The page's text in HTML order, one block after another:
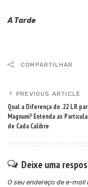
A Tarde
COMPARTILHAR
PREVIOUS ARTICLE
Qual a Diferença do .22 LR
Magnum? Entenda as
de Cada Calibre
Deixe uma
O seu endereço de e-mail